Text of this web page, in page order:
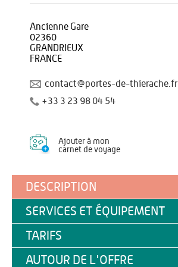
Ancienne Gare
02360
GRANDRIEUX
FRANCE
contact@portes-de-thierache.fr
+33 3 23 98 04 54
Ajouter à mon
carnet de voyage
DESCRIPTION
SERVICES ET ÉQUIPEMENT
TARIFS
AUTOUR DE L'OFFRE